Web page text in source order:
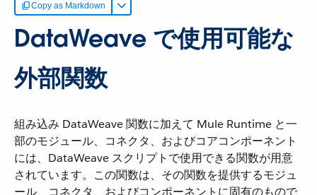
Copy as Markdown
DataWeave で使用可能な
外部関数
組み込み DataWeave 関数に加えて Mule Runtime と一
部のモジュール、コネクタ、およびコアコンポーネント
には、DataWeave スクリプトで使用できる関数が用意
されています。この関数は、その関数を提供するモジュ
ール、コネクタ、およびコンポーネントに固有のもので